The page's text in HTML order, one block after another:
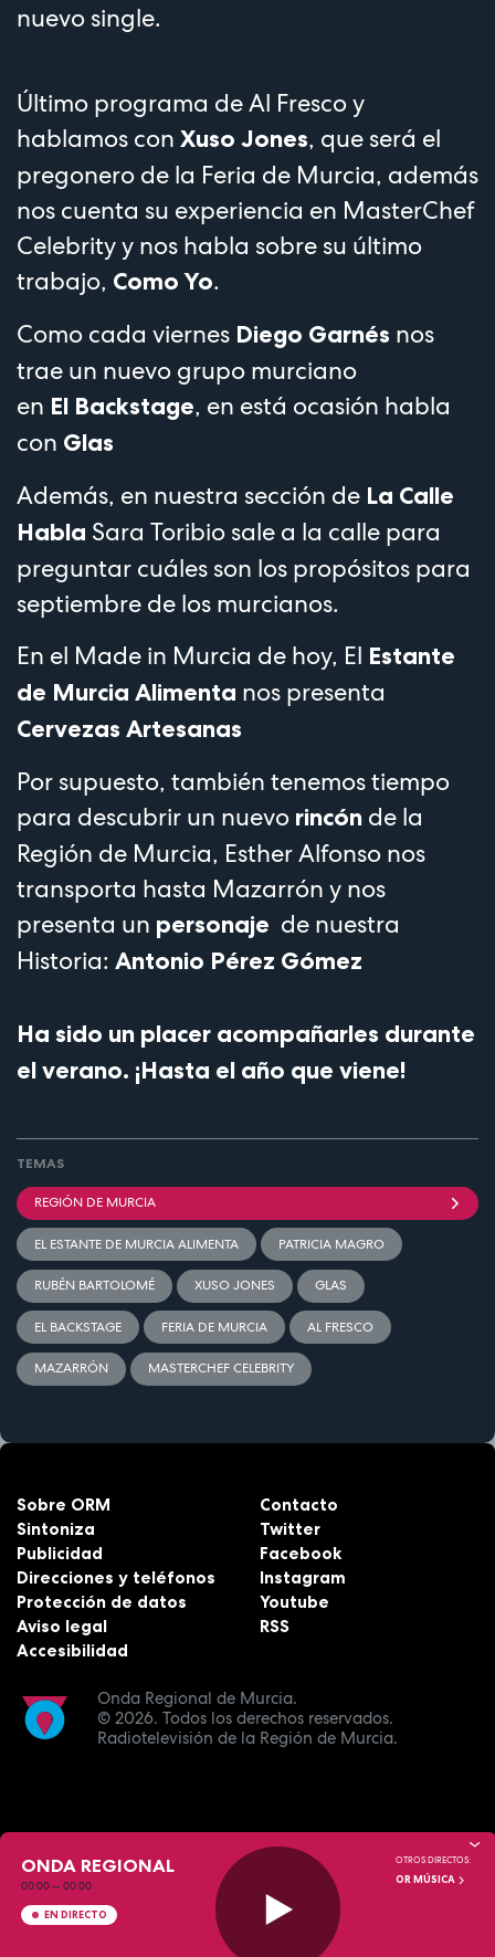
nuevo single.
Último programa de Al Fresco y
hablamos con Xuso Jones, que será el
pregonero de la Feria de Murcia, además
nos cuenta su experiencia en MasterChef
Celebrity y nos habla sobre su último
trabajo, Como Yo.
Como cada viernes Diego Garnés nos
trae un nuevo grupo murciano
en El Backstage, en está ocasión habla
con Glas
Además, en nuestra sección de La Calle
Habla Sara Toribio sale a la calle para
preguntar cuáles son los propósitos para
septiembre de los murcianos.
En el Made in Murcia de hoy, El Estante
de Murcia Alimenta nos presenta
Cervezas Artesanas
Por supuesto, también tenemos tiempo
para descubrir un nuevo rincón de la
Región de Murcia, Esther Alfonso nos
transporta hasta Mazarrón y nos
presenta un personaje de nuestra
Historia: Antonio Pérez Gómez
Ha sido un placer acompañarles durante
el verano. ¡Hasta el año que viene!
TEMAS
REGIÓN DE MURCIA
EL ESTANTE DE MURCIA ALIMENTA PATRICIA MAGRO
RUBÉN BARTOLOMÉ XUSO JONES GLAS
EL BACKSTAGE FERIA DE MURCIA AL FRESCO
MAZARRÓN MASTERCHEF CELEBRITY
Onda Regional de Murcia.
© 2026. Todos los derechos reservados.
Radiotelevisión de la Región de Murcia.
Sobre ORM
Sintoniza
Publicidad
Direcciones y teléfonos
Protección de datos
Aviso legal
Accesibilidad
Contacto
Twitter
Facebook
Instagram
Youtube
RSS
ONDA REGIONAL
00:00—00:00
EN DIRECTO
OTROS DIRECTOS:
OR MÚSICA